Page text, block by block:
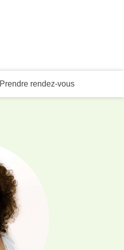
Prendre rendez-vous